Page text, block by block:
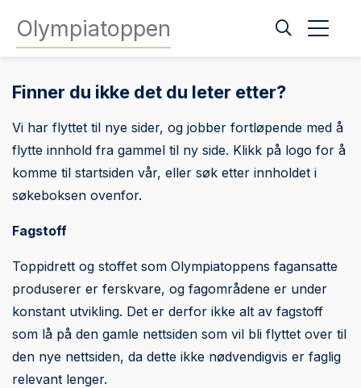
Olympiatoppen
Finner du ikke det du leter etter?
Vi har flyttet til nye sider, og jobber fortløpende med å
flytte innhold fra gammel til ny side. Klikk på logo for å
komme til startsiden vår, eller søk etter innholdet i
søkeboksen ovenfor.
Fagstoff
Toppidrett og stoffet som Olympiatoppens fagansatte
produserer er ferskvare, og fagområdene er under
konstant utvikling. Det er derfor ikke alt av fagstoff
som lå på den gamle nettsiden som vil bli flyttet over til
den nye nettsiden, da dette ikke nødvendigvis er faglig
relevant lenger.